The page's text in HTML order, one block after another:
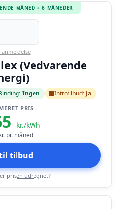
MÅNED + 6 MÅNEDER
anmeldelse
(Vedvarende
Ingen Introtilbud: Ja
PRIS
kr./kWh
kr. pr. måned
tilbud
prisen udregnet?